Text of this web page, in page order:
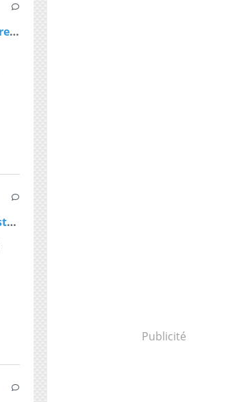
Un convoyeur de fonds s'empare de l'argent de son fourgon à Aubervilliers
"Ligue du LOL" : Deux journalistes de Libération accusés de cyberharcèlement mis à pied
Publicité